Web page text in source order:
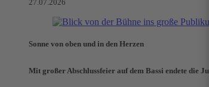
27.07.2026
Sonne von oben und in den Herzen
Mit großer Abschlussfeier auf dem Bassi endete die